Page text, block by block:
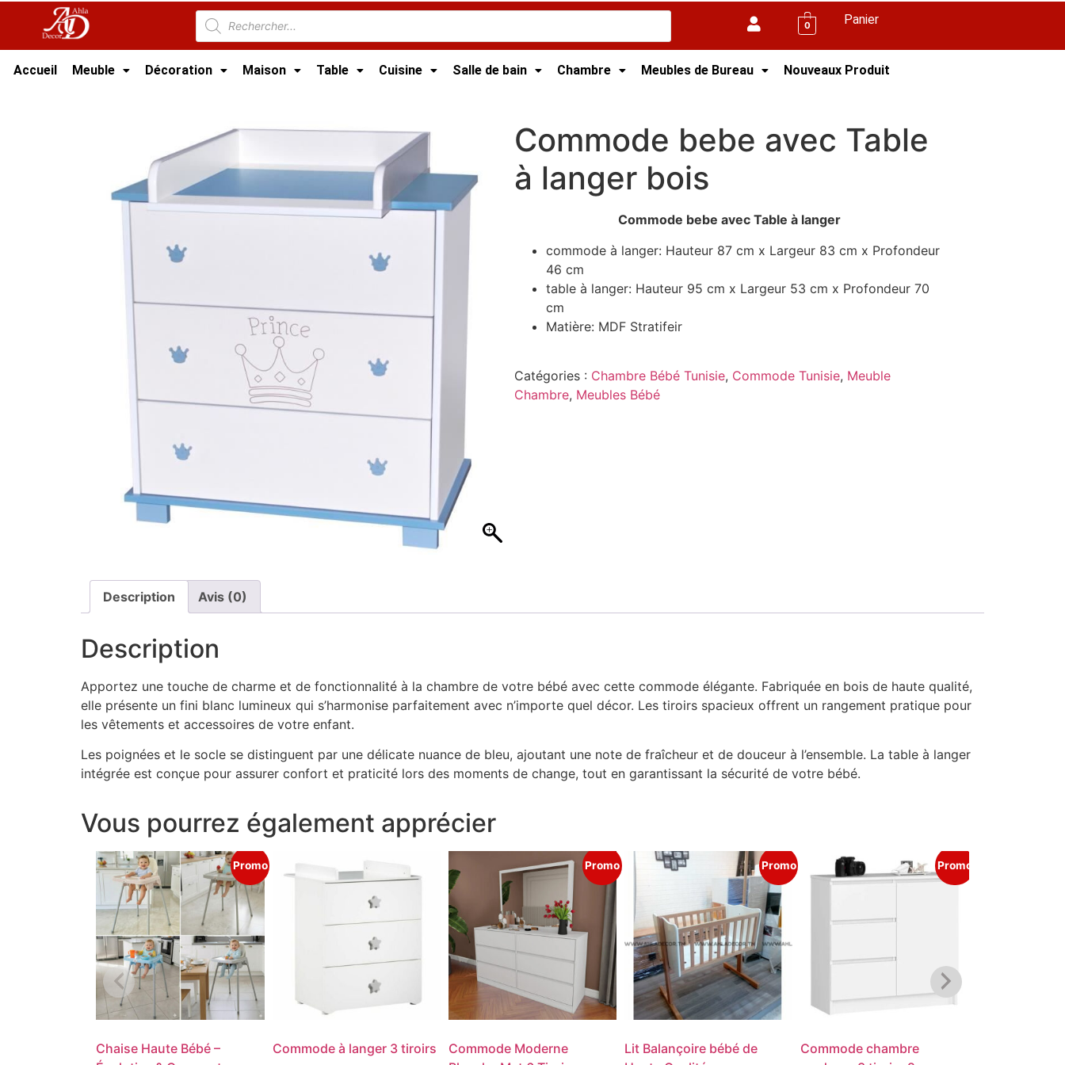
0 Panier
Accueil Meuble Décoration Maison Table Cuisine Salle de bain Chambre Meubles de Bureau Nouveaux Produit
Commode bebe avec Table
à langer bois
Commode bebe avec Table à langer
commode à langer: Hauteur 87 cm x Largeur 83 cm x Profondeur
46 cm
table à langer: Hauteur 95 cm x Largeur 53 cm x Profondeur 70
cm
Matière: MDF Stratifeir
Catégories : Chambre Bébé Tunisie, Commode Tunisie, Meuble
Chambre, Meubles Bébé
Description Avis (0)
Description
Apportez une touche de charme et de fonctionnalité à la chambre de votre bébé avec cette commode élégante. Fabriquée en bois de haute qualité,
elle présente un fini blanc lumineux qui s’harmonise parfaitement avec n’importe quel décor. Les tiroirs spacieux offrent un rangement pratique pour
les vêtements et accessoires de votre enfant.
Les poignées et le socle se distinguent par une délicate nuance de bleu, ajoutant une note de fraîcheur et de douceur à l’ensemble. La table à langer
intégrée est conçue pour assurer confort et praticité lors des moments de change, tout en garantissant la sécurité de votre bébé.
Vous pourrez également apprécier
Promo
Chaise Haute Bébé –
Commode à langer 3 tiroirs
Promo
Commode Moderne
Promo
Lit Balançoire bébé de
Promo
Commode chambre